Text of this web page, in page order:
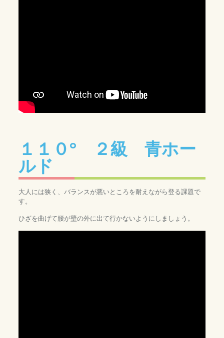
１１０° ２級 青ホー
ルド
大人には狭く、バランスが悪いところを耐えながら登る課題で
す。
ひざを曲げて腰が壁の外に出て行かないようにしましょう。